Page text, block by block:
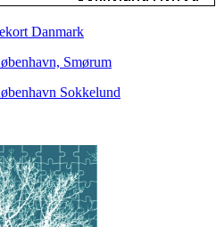
Danmark
Smørum
Sokkelund